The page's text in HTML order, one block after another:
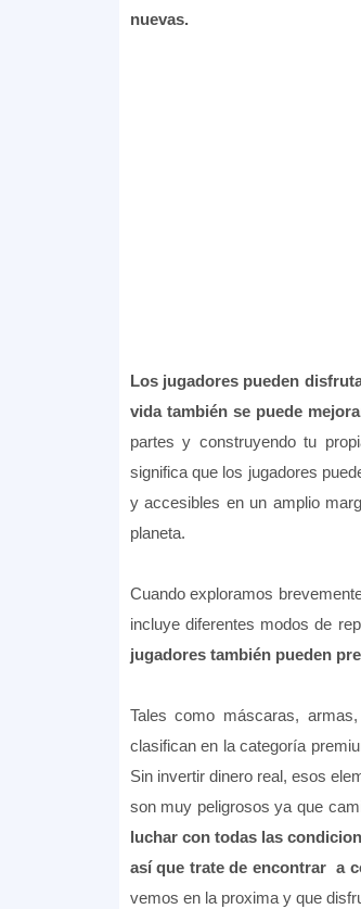
nuevas.
Los jugadores pueden
vida también se puede
partes y construyendo tu
significa que los jugadores
y accesibles en un amplio
planeta.
Cuando exploramos
incluye diferentes modos de
jugadores también pueden
Tales como máscaras,
clasifican en la categoría
Sin invertir dinero real, esos
son muy peligrosos ya que
luchar con todas las
así que trate de encontrar a
vemos en la proxima y que